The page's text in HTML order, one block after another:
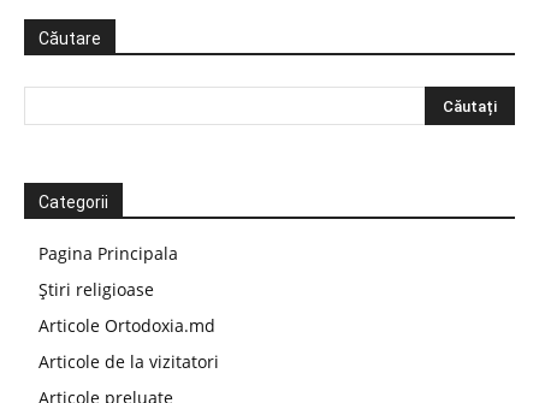
Căutare
Categorii
Pagina Principala
Știri religioase
Articole Ortodoxia.md
Articole de la vizitatori
Articole preluate